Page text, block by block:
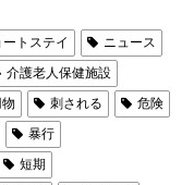
ートステイ
ニュース
介護老人保健施設
刺される
危険
暴行
短期